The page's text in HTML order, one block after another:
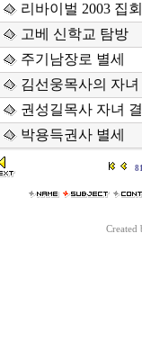
리바이벌 2003 집회
고베 신학교 탐방
주기남장로 별세
김선웅목사의 자녀
권성길목사 자녀
박용득권사 별세
81
Created